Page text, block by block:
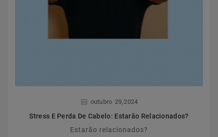
outubro 29, 2024
Stress E Perda De Cabelo: Estarão Relacionados?
Estarão relacionados?